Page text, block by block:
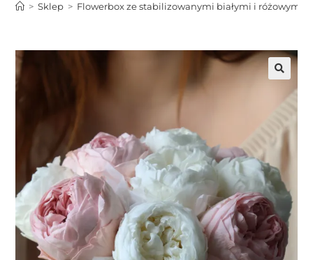
> Sklep > Flowerbox ze stabilizowanymi białymi i różowymi